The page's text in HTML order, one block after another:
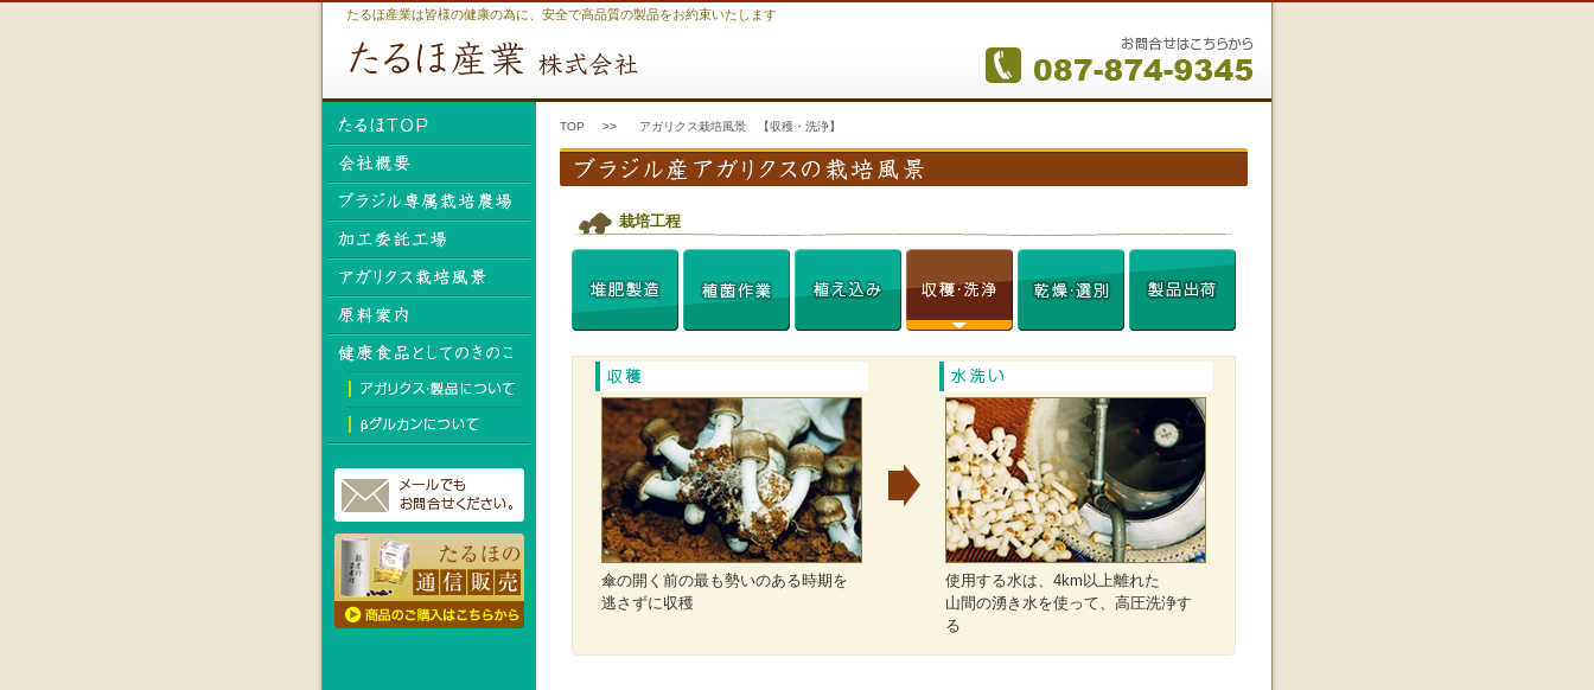
たるほ産業は皆様の健康の為に、安全で高品質の製品をお約束いたします
TOP >> アガリクス栽培風景 【収穫・洗浄】
栽培工程
傘の開く前の最も勢いのある時期を
逃さずに収穫
使用する水は、4km以上離れた
山間の湧き水を使って、高圧洗浄す
る